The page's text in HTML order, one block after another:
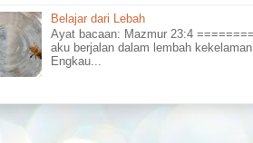
Belajar dari Lebah
Ayat bacaan: Mazmur 23:4
aku berjalan dalam lembah
Engkau...